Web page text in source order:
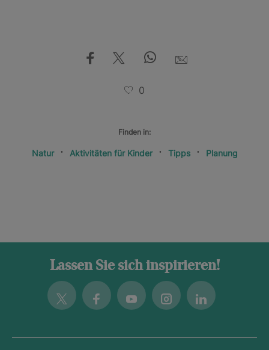
0
Finden in:
Natur Aktivitäten für Kinder Tipps Planung
Lassen Sie sich inspirieren!
Twitter FacebookYoutubeInstagramLinkedin